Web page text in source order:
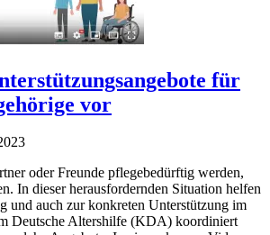
für
vor
oder Freunde pflegebedürftig werden,
In dieser herausfordernden Situation helfen
und auch zur konkreten Unterstützung im
Deutsche Altershilfe (KDA) koordiniert